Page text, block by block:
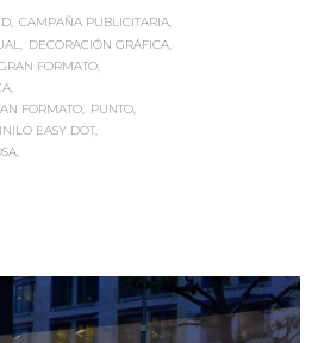
CAMPAÑA PUBLICITARIA
DECORACIÓN GRÁFICA
FORMATO
FORMATO
PUNTO
EASY DOT